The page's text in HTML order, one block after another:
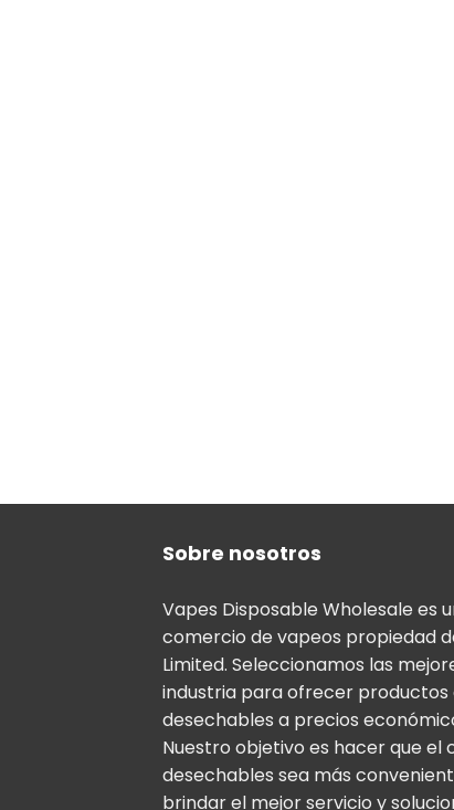
Sobre nosotros
Vapes Disposable Wholesale es
comercio de vapeos propiedad
Limited. Seleccionamos las
industria para ofrecer productos
desechables a precios
Nuestro objetivo es hacer que el
desechables sea más
brindar el mejor servicio y